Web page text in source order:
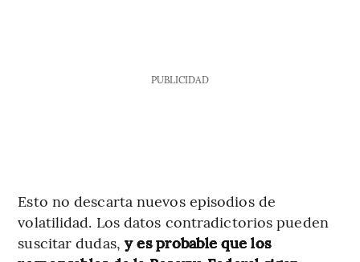
PUBLICIDAD
Esto no descarta nuevos episodios de
volatilidad. Los datos contradictorios pueden
suscitar dudas, y es probable que los